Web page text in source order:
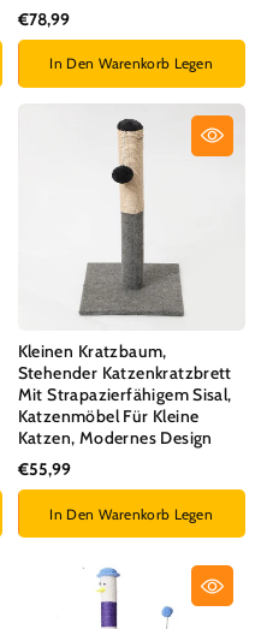
€78,99
In Den Warenkorb Legen
Kleinen Kratzbaum,
Stehender Katzenkratzbrett
Mit Strapazierfähigem Sisal,
Katzenmöbel Für Kleine
Katzen, Modernes Design
€55,99
In Den Warenkorb Legen